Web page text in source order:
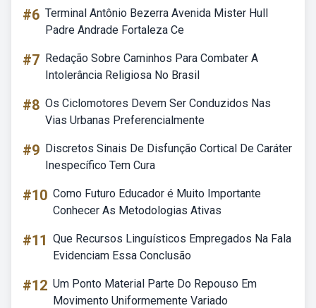
#6 Terminal Antônio Bezerra Avenida Mister Hull
Padre Andrade Fortaleza Ce
#7 Redação Sobre Caminhos Para Combater A
Intolerância Religiosa No Brasil
#8 Os Ciclomotores Devem Ser Conduzidos Nas
Vias Urbanas Preferencialmente
#9 Discretos Sinais De Disfunção Cortical De Caráter
Inespecífico Tem Cura
#10 Como Futuro Educador é Muito Importante
Conhecer As Metodologias Ativas
#11 Que Recursos Linguísticos Empregados Na Fala
Evidenciam Essa Conclusão
#12 Um Ponto Material Parte Do Repouso Em
Movimento Uniformemente Variado